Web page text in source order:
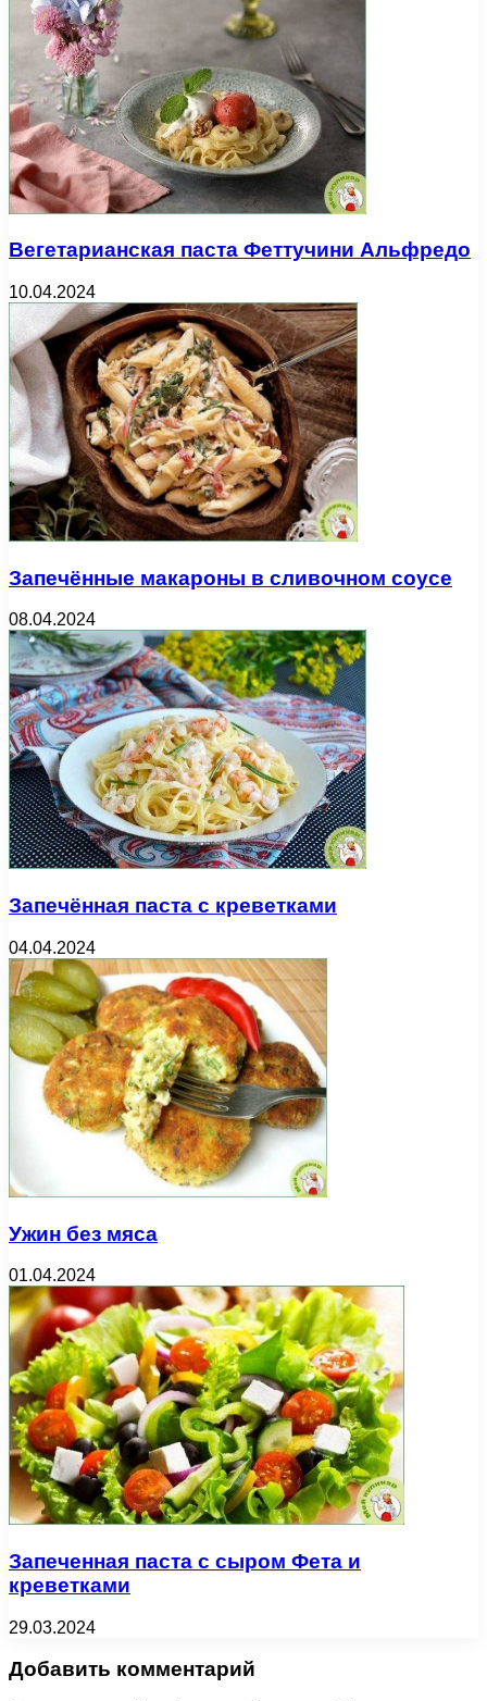
Вегетарианская паста Феттучини Альфредо
10.04.2024
Запечённые макароны в сливочном соусе
08.04.2024
Запечённая паста с креветками
04.04.2024
Ужин без мяса
01.04.2024
Запеченная паста с сыром Фета и
креветками
29.03.2024
Добавить комментарий